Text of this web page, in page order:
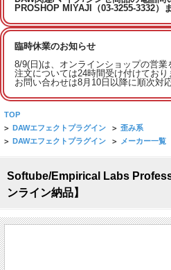
PROSHOP MIYAJI（03-3255-3332）ま
臨時休業のお知らせ
8/9(日)は、オンラインショップの営業
注文については24時間受け付けてお
お問い合わせは8月10日以降に順次対
TOP
> DAWエフェクトプラグイン > 歪み系
> DAWエフェクトプラグイン > メーカー一覧
Softube/Empirical Labs
ンライン納品】